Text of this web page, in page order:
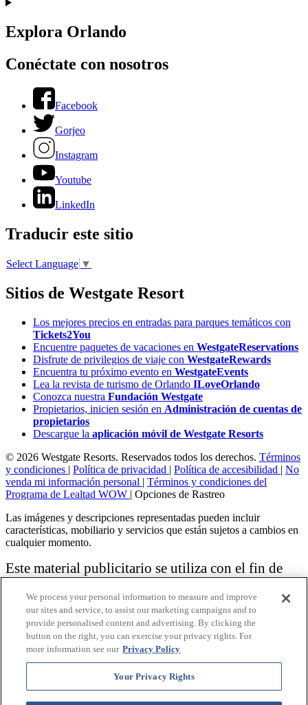
Explora Orlando
Conéctate con nosotros
Facebook
Gorjeo
Instagram
Youtube
LinkedIn
Traducir este sitio
Select Language ▼
Sitios de Westgate Resort
Los mejores precios en entradas para parques temáticos con
Tickets2You
Encuentre paquetes de vacaciones en WestgateReservations
Disfrute de privilegios de viaje con WestgateRewards
Encuentra tu próximo evento en WestgateEvents
Lea la revista de turismo de Orlando ILoveOrlando
Conozca nuestra Fundación Westgate
Propietarios, inicien sesión en Administración de cuentas de
propietarios
Descargue la aplicación móvil de Westgate Resorts
© 2026 Westgate Resorts. Reservados todos los derechos. Términos
y condiciones | Política de privacidad | Política de accesibilidad | No
venda mi información personal | Términos y condiciones del
Programa de Lealtad WOW | Opciones de Rastreo
Las imágenes y descripciones representadas pueden incluir
características, mobiliario y servicios que están sujetos a cambios en
cualquier momento.
Este material publicitario se utiliza con el fin de
vacacional.
Aviso: las funciones de accesibilidad enumeradas aquí no pretenden
ser una lista exhaustiva o completa de todas las funciones accesibles
de la instalación,
habitaciones y / o comodidades para este Resort específico. Para
obtener información sobre nuestra política de accesibilidad, revise
nuestraPolítica de accesibilidad.
We process your personal information to measure and improve
our sites and service, to assist our marketing campaigns and to
provide personalised content and advertising. By clicking the
button on the right, you can exercise your privacy rights. For
more information see our Privacy Policy
Your Privacy Rights